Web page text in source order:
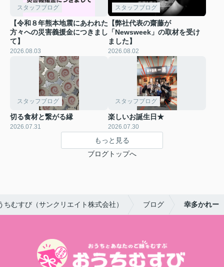
スタッフブログ
【令和８年熊本地震にあわれた
方々への災害義援金につきまし
て】
2026.08.03
スタッフブログ
【弊社代表の齋藤が
「Newsweek」の取材を受け
ました】
2026.08.02
スタッフブログ
切る食材と繋がる縁
2026.07.31
スタッフブログ
楽しいお誕生日★
2026.07.30
もっと見る
ブログトップへ
むすび（サンクリエイト株式会社） ブログ 幸多かれー